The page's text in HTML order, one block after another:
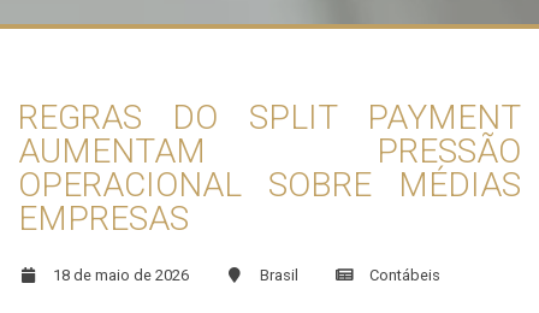
REGRAS DO SPLIT PAYMENT
AUMENTAM PRESSÃO
OPERACIONAL SOBRE MÉDIAS
EMPRESAS
18 de maio de 2026 Brasil Contábeis